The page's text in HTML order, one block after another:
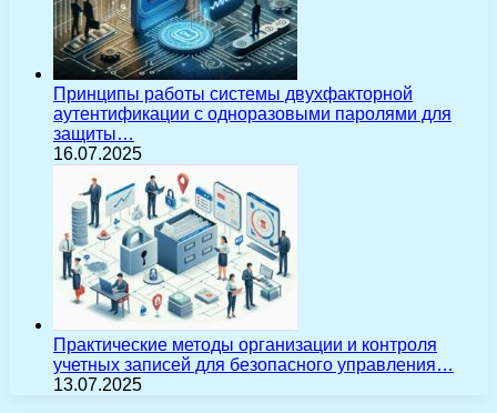
Принципы работы системы двухфакторной
аутентификации с одноразовыми паролями для
защиты…
16.07.2025
Практические методы организации и контроля
учетных записей для безопасного управления…
13.07.2025